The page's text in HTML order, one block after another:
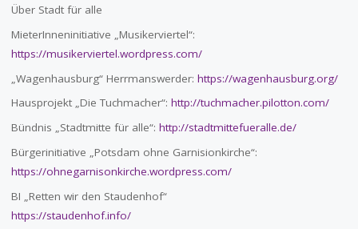
Über Stadt für alle
MieterInneninitiative „Musikerviertel“:
https://musikerviertel.wordpress.com/
„Wagenhausburg“ Herrmanswerder: https://wagenhausburg.org/
Hausprojekt „Die Tuchmacher“: http://tuchmacher.pilotton.com/
Bündnis „Stadtmitte für alle“: http://stadtmittefueralle.de/
Bürgerinitiative „Potsdam ohne Garnisionkirche“:
https://ohnegarnisonkirche.wordpress.com/
BI „Retten wir den Staudenhof“
https://staudenhof.info/